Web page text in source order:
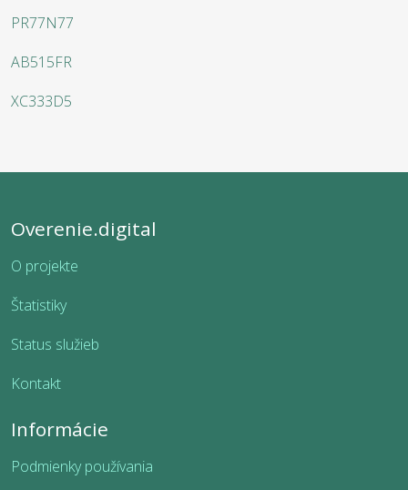
PR77N77
AB515FR
XC333D5
Overenie.digital
O projekte
Štatistiky
Status služieb
Kontakt
Informácie
Podmienky používania